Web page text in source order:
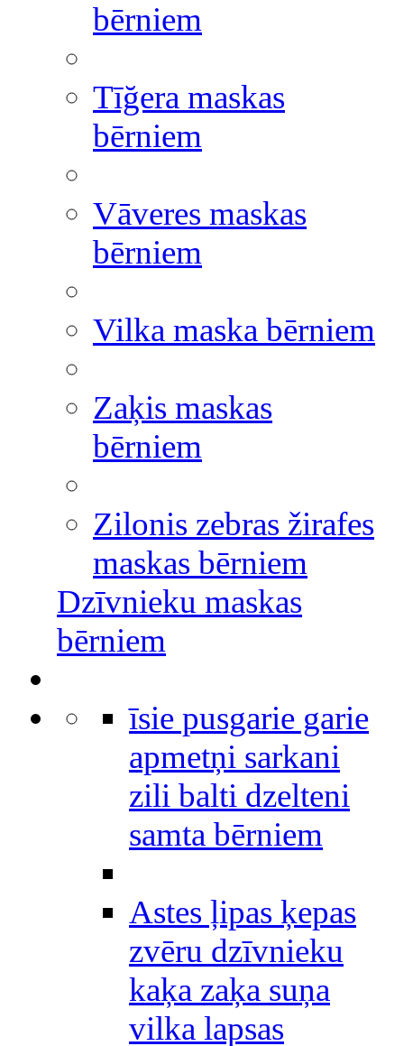
bērniem
Tīğera maskas
bērniem
Vāveres maskas
bērniem
Vilka maska bērniem
Zaķis maskas
bērniem
Zilonis zebras žirafes
maskas bērniem
Dzīvnieku maskas
bērniem
īsie pusgarie garie
apmetņi sarkani
zili balti dzelteni
samta bērniem
Astes ļipas ķepas
zvēru dzīvnieku
kaķa zaķa suņa
vilka lapsas